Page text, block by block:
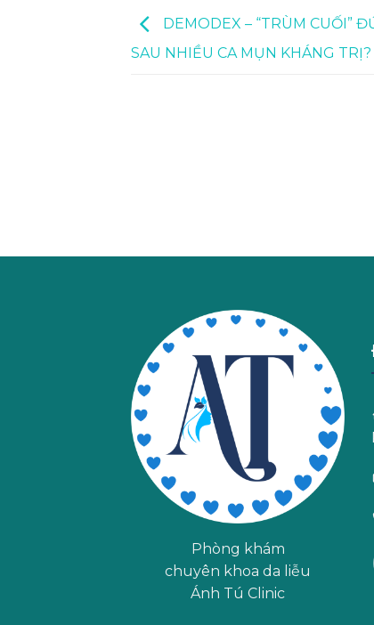
DEMODEX – “TRÙM CUỐI”
SAU NHIỀU CA MỤN KHÁNG TRỊ?
Phòng khám
chuyên khoa da liễu
Ánh Tú Clinic